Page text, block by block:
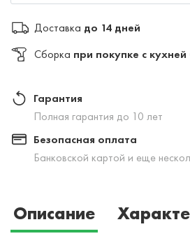
Доставка до 14 дней
Сборка при покупке с
Гарантия
Полная гарантия до 10 лет
Безопасная оплата
Банковской картой и еще
Описание